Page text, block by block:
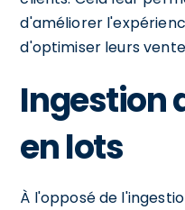
d'améliorer
d'optimiser leurs
Ingestion
en lots
À l'opposé de